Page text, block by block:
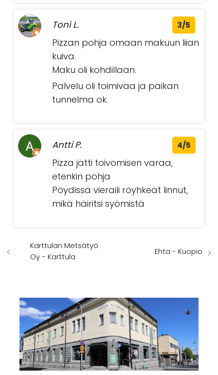
Toni L. 3/5
Pizzan pohja omaan makuun liian
kuiva.
Maku oli kohdillaan.
Palvelu oli toimivaa ja paikan
tunnelma ok.
Antti P. 4/5
Pizza jätti toivomisen varaa,
etenkin pohja
Pöydissä vieraili röyhkeät linnut,
mikä häiritsi syömistä
Karttulan Metsätyö
Oy - Karttula
Ehta - Kuopio